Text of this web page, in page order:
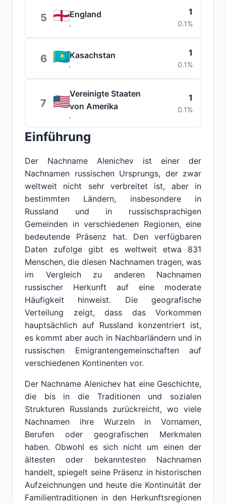
5 England 1
0.1%
6 Kasachstan 1
0.1%
7
Vereinigte Staaten
von Amerika
1
0.1%
Einführung
Der Nachname Alenichev ist einer der
Nachnamen russischen Ursprungs, der zwar
weltweit nicht sehr verbreitet ist, aber in
bestimmten Ländern, insbesondere in
Russland und in russischsprachigen
Gemeinden in verschiedenen Regionen, eine
bedeutende Präsenz hat. Den verfügbaren
Daten zufolge gibt es weltweit etwa 831
Menschen, die diesen Nachnamen tragen, was
im Vergleich zu anderen Nachnamen
russischer Herkunft auf eine moderate
Häufigkeit hinweist. Die geografische
Verteilung zeigt, dass das Vorkommen
hauptsächlich auf Russland konzentriert ist,
es kommt aber auch in Nachbarländern und in
russischen Emigrantengemeinschaften auf
verschiedenen Kontinenten vor.
Der Nachname Alenichev hat eine Geschichte,
die bis in die Traditionen und sozialen
Strukturen Russlands zurückreicht, wo viele
Nachnamen ihre Wurzeln in Vornamen,
Berufen oder geografischen Merkmalen
haben. Obwohl es sich nicht um einen der
ältesten oder bekanntesten Nachnamen
handelt, spiegelt seine Präsenz in historischen
Aufzeichnungen und heute die Kontinuität der
Familientraditionen in den Herkunftsregionen